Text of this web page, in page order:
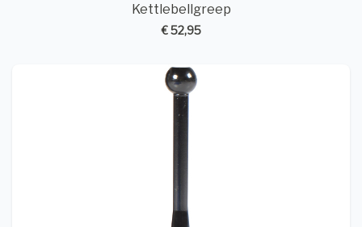
Kettlebellgreep
€ 52,95